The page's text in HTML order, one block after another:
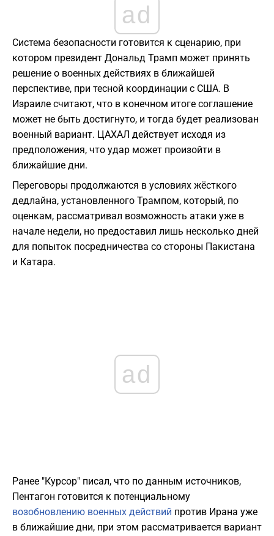
ad
Система безопасности готовится к сценарию, при
котором президент Дональд Трамп может принять
решение о военных действиях в ближайшей
перспективе, при тесной координации с США. В
Израиле считают, что в конечном итоге соглашение
может не быть достигнуто, и тогда будет реализован
военный вариант. ЦАХАЛ действует исходя из
предположения, что удар может произойти в
ближайшие дни.
Переговоры продолжаются в условиях жёсткого
дедлайна, установленного Трампом, который, по
оценкам, рассматривал возможность атаки уже в
начале недели, но предоставил лишь несколько дней
для попыток посредничества со стороны Пакистана
и Катара.
ad
Ранее "Курсор" писал, что по данным источников,
Пентагон готовится к потенциальному
возобновлению военных действий против Ирана уже
в ближайшие дни, при этом рассматривается вариант